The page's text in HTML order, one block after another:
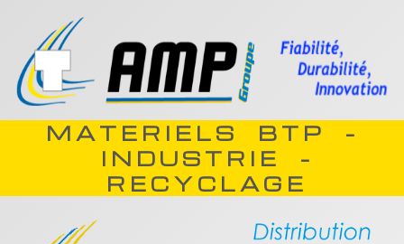
MATERIELS BTP -
INDUSTRIE -
RECYCLAGE